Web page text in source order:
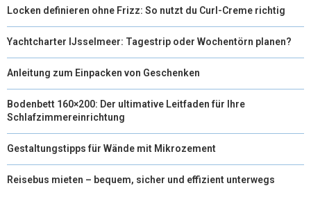
Locken definieren ohne Frizz: So nutzt du Curl-Creme richtig
Yachtcharter IJsselmeer: Tagestrip oder Wochentörn planen?
Anleitung zum Einpacken von Geschenken
Bodenbett 160×200: Der ultimative Leitfaden für Ihre
Schlafzimmereinrichtung
Gestaltungstipps für Wände mit Mikrozement
Reisebus mieten – bequem, sicher und effizient unterwegs